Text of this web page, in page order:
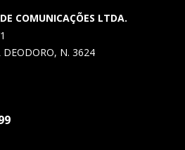
COMUNICAÇÕES LTDA.
DEODORO, N. 3624